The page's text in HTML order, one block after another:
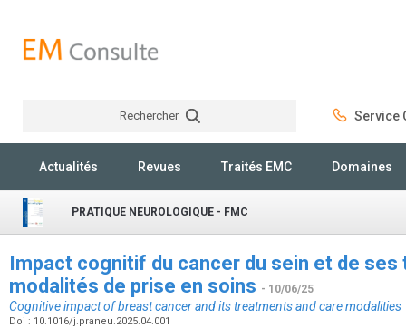
Rechercher Service
Actualités Revues Traités EMC Domaines
PRATIQUE NEUROLOGIQUE - FMC
Impact cognitif du cancer du sein et de
modalités de prise en soins - 10/06/25
Cognitive impact of breast cancer and its treatments and care modalities
Doi : 10.1016/j.praneu.2025.04.001